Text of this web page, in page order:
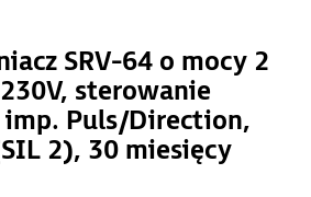
SRV-64 o mocy 2
sterowanie
imp. Puls/Direction,
2), 30 miesięcy